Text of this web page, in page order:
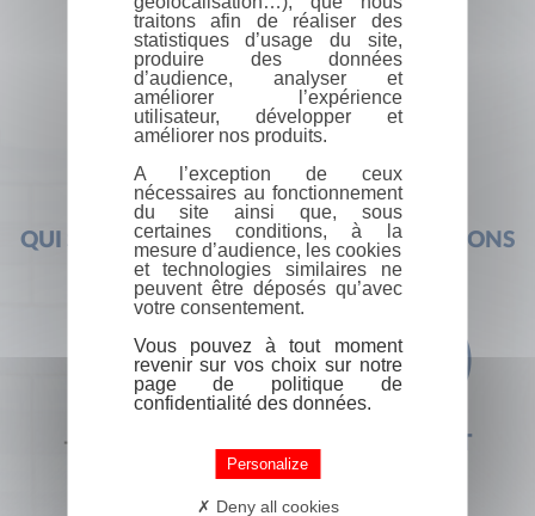
QUI SOMMES-NOUS ? FOIRE AUX QUESTIONS
+33 (0) 1 44 41 29 19 CONTACT
traitons afin de réaliser des
statistiques d’usage du site,
produire des données
d’audience, analyser et
améliorer l’expérience
utilisateur, développer et
améliorer nos produits.
A l’exception de ceux
nécessaires au fonctionnement
du site ainsi que, sous
certaines conditions, à la
mesure d’audience, les cookies
et technologies similaires ne
peuvent être déposés qu’avec
votre consentement.
Vous pouvez à tout moment
revenir sur vos choix sur notre
page de politique de
confidentialité des données.
Personalize
Deny all cookies